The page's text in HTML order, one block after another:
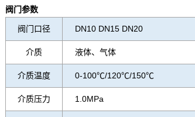
阀门参数
阀门口径 DN10 DN15 DN20
介质 液体、气体
介质温度 0-100℃/120℃/150℃
介质压力 1.0MPa